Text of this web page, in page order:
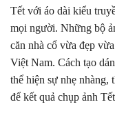
Tết với áo dài kiểu
mọi người. Những bộ
căn nhà cổ vừa đẹp
Việt Nam. Cách tạo
thể hiện sự nhẹ nhàng,
để kết quả chụp ảnh